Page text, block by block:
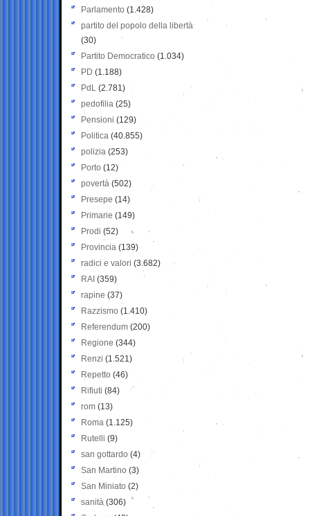
Parlamento (1.428)
partito del popolo della libertà
(30)
Partito Democratico (1.034)
PD (1.188)
PdL (2.781)
pedofilia (25)
Pensioni (129)
Politica (40.855)
polizia (253)
Porto (12)
povertà (502)
Presepe (14)
Primarie (149)
Prodi (52)
Provincia (139)
radici e valori (3.682)
RAI (359)
rapine (37)
Razzismo (1.410)
Referendum (200)
Regione (344)
Renzi (1.521)
Repetto (46)
Rifiuti (84)
rom (13)
Roma (1.125)
Rutelli (9)
san gottardo (4)
San Martino (3)
San Miniato (2)
sanità (306)